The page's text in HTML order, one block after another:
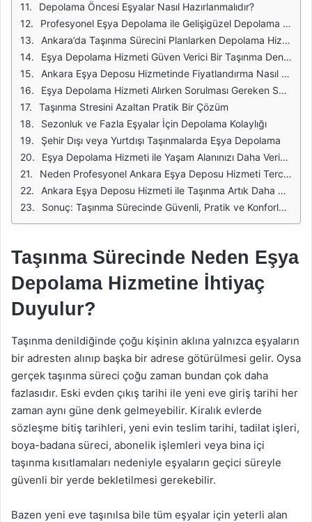
Depolama Öncesi Eşyalar Nasıl Hazırlanmalıdır?
Profesyonel Eşya Depolama ile Gelişigüzel Depolama Arasındaki Fark
Ankara’da Taşınma Sürecini Planlarken Depolama Hizmeti Nasıl Kullanılır?
Eşya Depolama Hizmeti Güven Verici Bir Taşınma Deneyimi Sunar
Ankara Eşya Deposu Hizmetinde Fiyatlandırma Nasıl Belirlenir?
Eşya Depolama Hizmeti Alırken Sorulması Gereken Sorular
Taşınma Stresini Azaltan Pratik Bir Çözüm
Sezonluk ve Fazla Eşyalar İçin Depolama Kolaylığı
Şehir Dışı veya Yurtdışı Taşınmalarda Eşya Depolama
Eşya Depolama Hizmeti ile Yaşam Alanınızı Daha Verimli Kullanın
Neden Profesyonel Ankara Eşya Deposu Hizmeti Tercih Edilmeli?
Ankara Eşya Deposu Hizmeti ile Taşınma Artık Daha Planlı
Sonuç: Taşınma Sürecinde Güvenli, Pratik ve Konforlu Depolama Çözümü
Taşınma Sürecinde Neden Eşya
Depolama Hizmetine İhtiyaç
Duyulur?
Taşınma denildiğinde çoğu kişinin aklına yalnızca eşyaların
bir adresten alınıp başka bir adrese götürülmesi gelir. Oysa
gerçek taşınma süreci çoğu zaman bundan çok daha
fazlasıdır. Eski evden çıkış tarihi ile yeni eve giriş tarihi her
zaman aynı güne denk gelmeyebilir. Kiralık evlerde
sözleşme bitiş tarihleri, yeni evin teslim tarihi, tadilat işleri,
boya-badana süreci, abonelik işlemleri veya bina içi
taşınma kısıtlamaları nedeniyle eşyaların geçici süreyle
güvenli bir yerde bekletilmesi gerekebilir.
Bazen yeni eve taşınılsa bile tüm eşyalar için yeterli alan